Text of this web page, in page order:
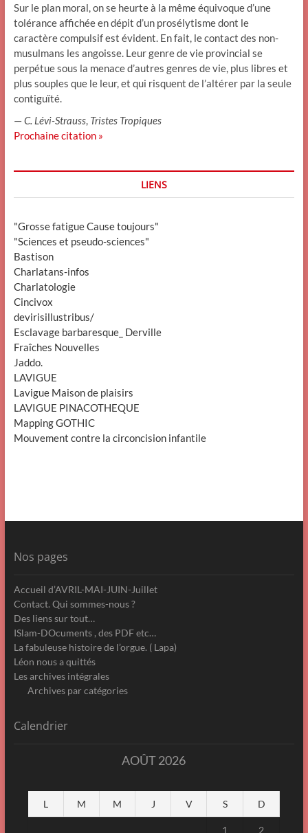
Sur le plan moral, on se heurte à la même équivoque d’une
tolérance affichée en dépit d’un prosélytisme dont le
caractère compulsif est évident. En fait, le contact des non-
musulmans les angoisse. Leur genre de vie provincial se
perpétue sous la menace d’autres genres de vie, plus libres et
plus souples que le leur, et qui risquent de l’altérer par la seule
contiguïté.
—C. Lévi-Strauss, Tristes Tropiques
Prochaine citation »
LIENS
"Grosse fatigue Cause toujours"
"Sciences et pseudo-sciences"
Bastison
Charlatans-infos
Charlatologie
Cincivox
devirisillustribus/
Esclavage barbaresque_ Derville
Fraîches Nouvelles
Jaddo.
LAVIGUE
Lavigue Maison de plaisirs
LAVIGUE PINACOTHEQUE
Mapping GOTHIC
Mouvement contre la circoncision infantile
Nos pages
Accueil d’AVRIL-MAI-JUIN-Juillet
Contact. Qui sommes-nous ?
Des liens sur tout…
ISlam-DOcuments , des PDF etc…
La fabuleuse histoire de l’orgue. ( Lapa)
Léon nous a quittés
Les archives intégrales
Archives par catégories
Calendrier
AOÛT 2026
L M M J V S D
1 2